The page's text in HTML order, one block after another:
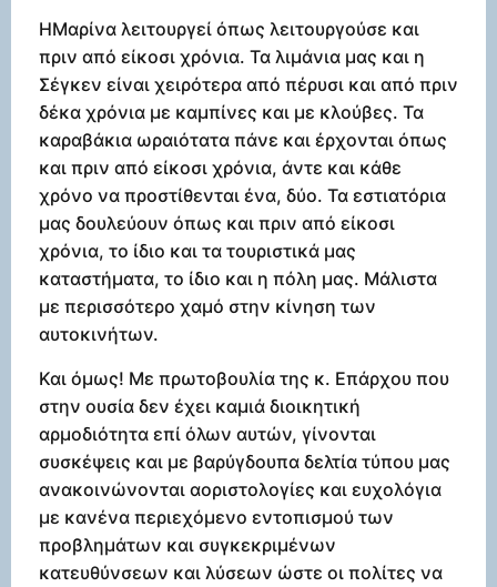
ΗΜαρίνα λειτουργεί όπως λειτουργούσε και
πριν από είκοσι χρόνια. Τα λιμάνια μας και η
Σέγκεν είναι χειρότερα από πέρυσι και από πριν
δέκα χρόνια με καμπίνες και με κλούβες. Τα
καραβάκια ωραιότατα πάνε και έρχονται όπως
και πριν από είκοσι χρόνια, άντε και κάθε
χρόνο να προστίθενται ένα, δύο. Τα εστιατόρια
μας δουλεύουν όπως και πριν από είκοσι
χρόνια, το ίδιο και τα τουριστικά μας
καταστήματα, το ίδιο και η πόλη μας. Μάλιστα
με περισσότερο χαμό στην κίνηση των
αυτοκινήτων.
Και όμως! Με πρωτοβουλία της κ. Επάρχου που
στην ουσία δεν έχει καμιά διοικητική
αρμοδιότητα επί όλων αυτών, γίνονται
συσκέψεις και με βαρύγδουπα δελτία τύπου μας
ανακοινώνονται αοριστολογίες και ευχολόγια
με κανένα περιεχόμενο εντοπισμού των
προβλημάτων και συγκεκριμένων
κατευθύνσεων και λύσεων ώστε οι πολίτες να